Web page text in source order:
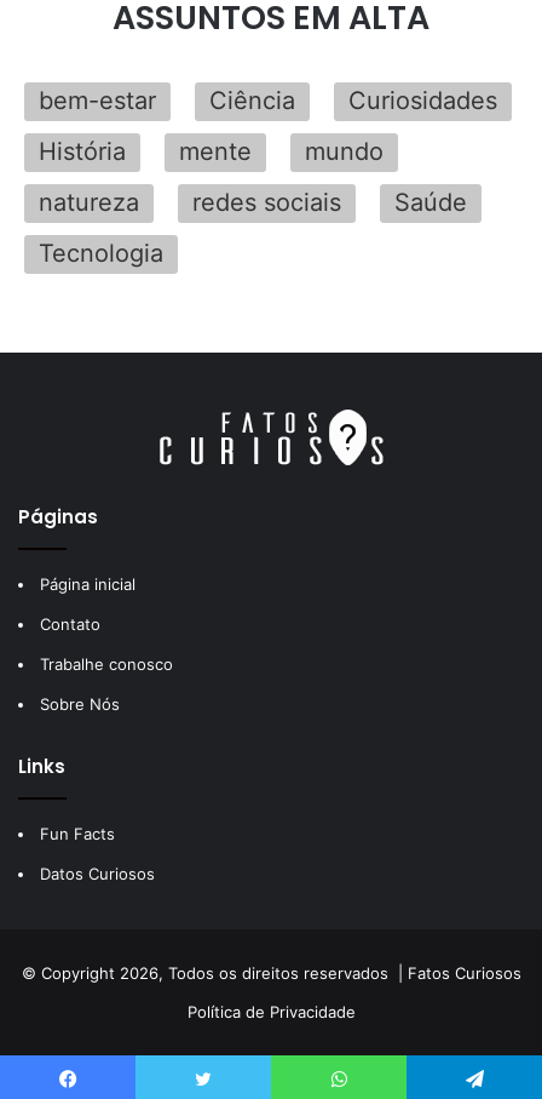
ASSUNTOS EM ALTA
bem-estar Ciência
Curiosidades
História
mente
mundo
natureza
redes sociais
Saúde
Tecnologia
Páginas
Página inicial
Contato
Trabalhe conosco
Sobre Nós
Links
Fun Facts
Datos Curiosos
© Copyright 2026, Todos os direitos reservados | Fatos Curiosos
Política de Privacidade